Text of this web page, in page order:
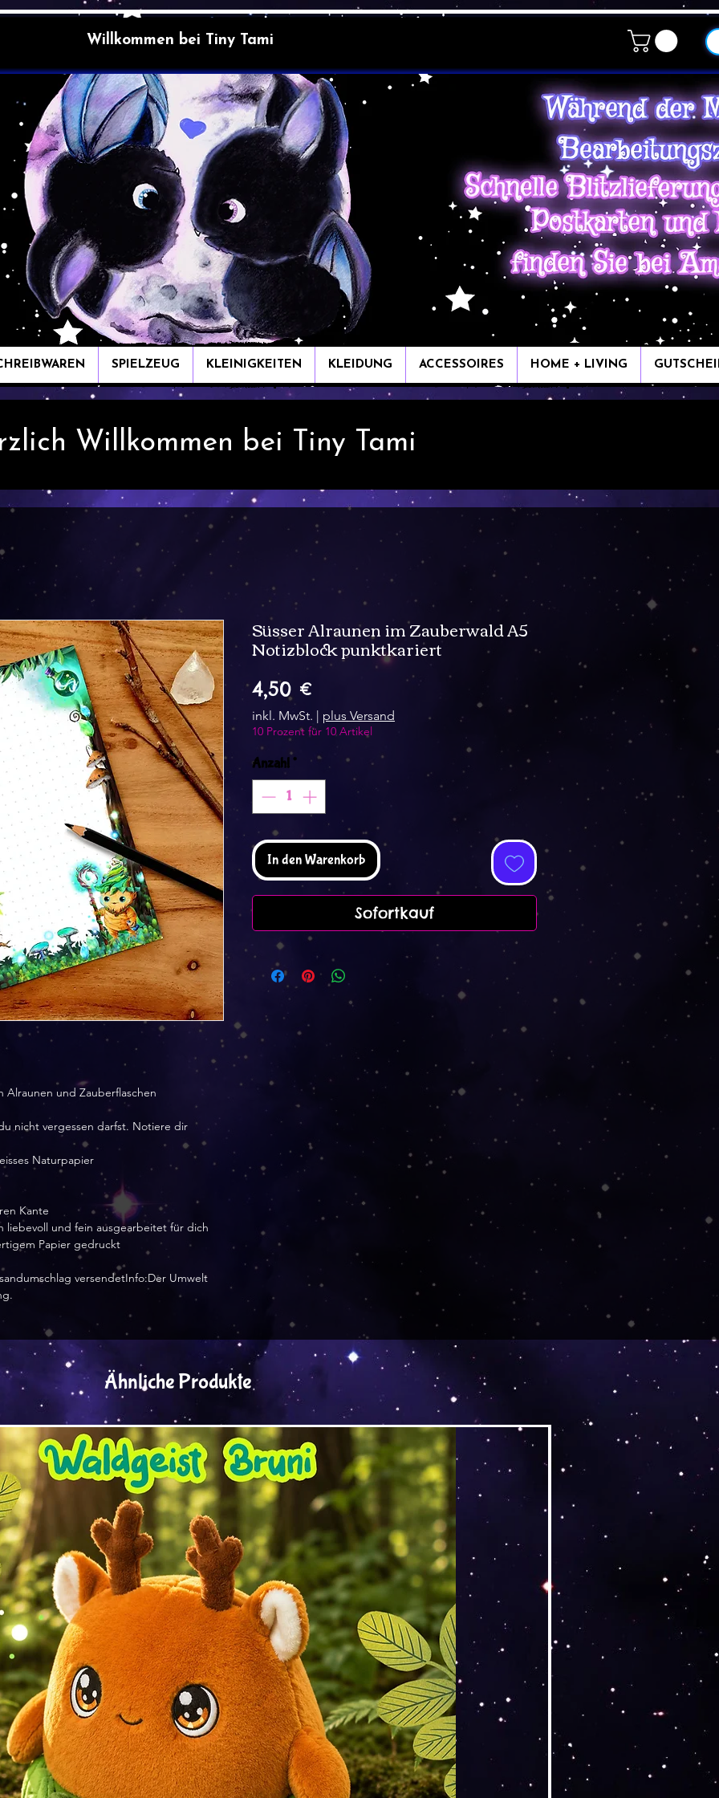
Willkommen bei Tiny Tami
SPIELZEUG KLEINIGKEITEN KLEIDUNG ACCESSOIRES HOME + LIVING
Willkommen bei Tiny Tami
und Zauberflaschen
nicht vergessen darfst. Notiere dir
Naturpapier
Kante
liebevoll und fein ausgearbeitet für dich
Papier gedruckt
versendetInfo:Der Umwelt
Süsser Alraunen im Zauberwald A5
Notizblock punktkariert
4,50 €Preis
inkl. MwSt. | plus Versand
10 Prozent für 10 Artikel
Anzahl*
In den Warenkorb
Sofortkauf
Ähnliche Produkte
Versand by DruckGuru